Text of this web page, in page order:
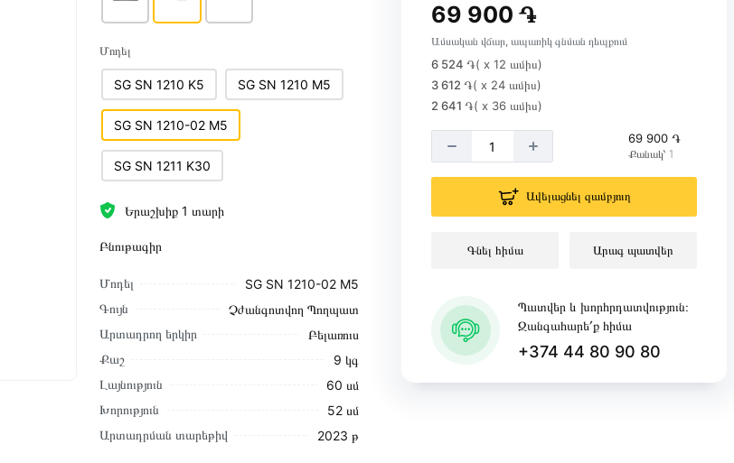
Մոդել
SG SN 1210 K5 SG SN 1210 M5
SG SN 1210-02 M5
SG SN 1211 K30
Երաշխիք 1 տարի
Բնութագիր
Մոդել
SG SN 1210-02 M5
Գույն
Չժանգոտվող Պողպատ
Արտադրող երկիր
Բելառուս
Քաշ
9 կգ
Լայնություն
60 սմ
Խորություն
52 սմ
Արտադրման տարեթիվ
2023 թ
69 900 ֏
Ամսական վճար, ապառիկ գնման դեպքում
6 524 ֏( x 12 ամիս)
3 612 ֏( x 24 ամիս)
2 641 ֏( x 36 ամիս)
69 900 ֏
Քանակ՝ 1
Ավելացնել զամբյուղ
Գնել հիմա Արագ պատվեր
Պատվեր և խորհրդատվություն։
Զանգահարե՛ք հիմա
+374 44 80 90 80